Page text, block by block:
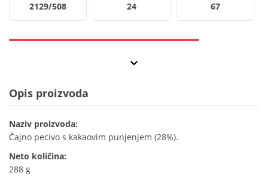
2129/508 24 67
Opis proizvoda
Naziv proizvoda:
Čajno pecivo s kakaovim punjenjem (28%).
Neto količina:
288 g